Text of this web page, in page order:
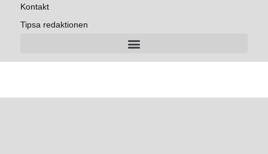
Kontakt
Tipsa redaktionen